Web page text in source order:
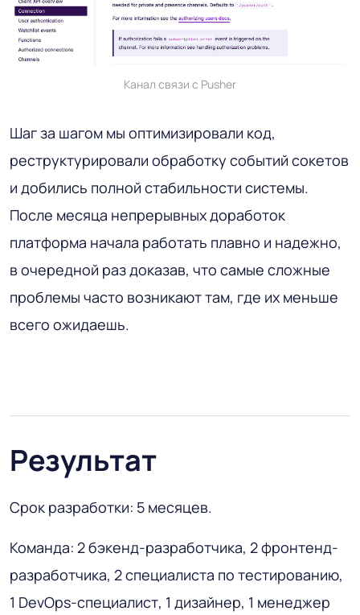
Канал связи с Pusher
Шаг за шагом мы оптимизировали код,
реструктурировали обработку событий сокетов
и добились полной стабильности системы.
После месяца непрерывных доработок
платформа начала работать плавно и надежно,
в очередной раз доказав, что самые сложные
проблемы часто возникают там, где их меньше
всего ожидаешь.
Результат
Срок разработки: 5 месяцев.
Команда: 2 бэкенд-разработчика, 2 фронтенд-
разработчика, 2 специалиста по тестированию,
1 DevOps-специалист, 1 дизайнер, 1 менеджер